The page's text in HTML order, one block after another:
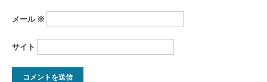
メール ※
サイト